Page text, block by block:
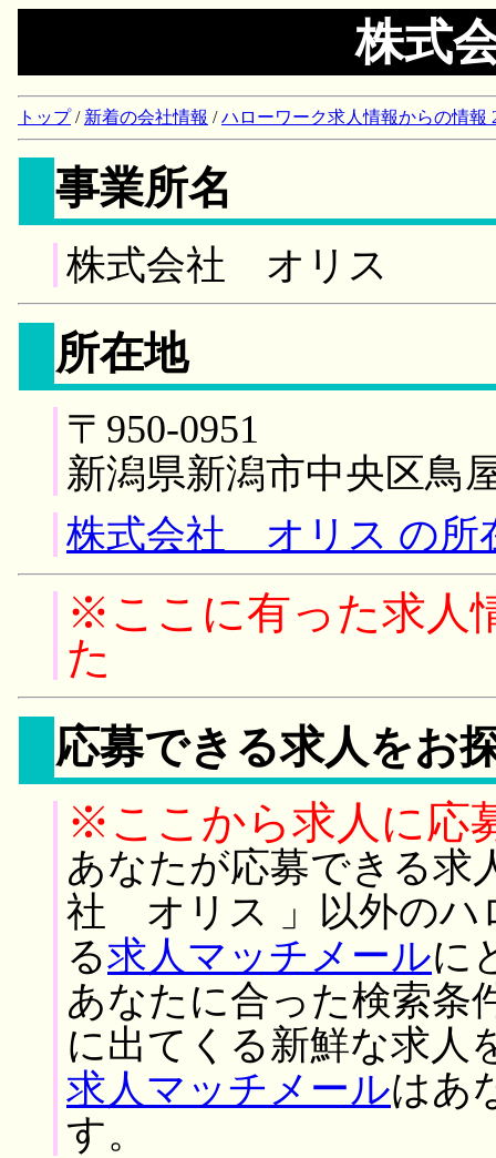
株式
トップ/ 新着の会社情報 /ハローワーク求人情報からの情報
事業所名
株式会社 オリス
所在地
〒950-0951
新潟県新潟市中央区鳥
株式会社 オリス の所
※ここに有った求人
た
応募できる求人をお
※ここから求人に応
あなたが応募できる求
社 オリス 」以外のハ
る求人マッチメールに
あなたに合った検索条
に出てくる新鮮な求人
求人マッチメールはあ
す。